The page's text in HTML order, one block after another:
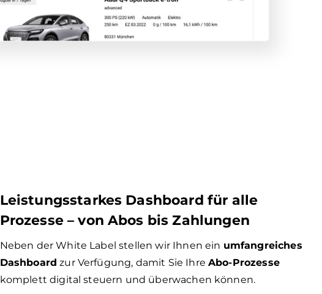
Leistungsstarkes Dashboard für alle
Prozesse – von Abos bis Zahlungen
Neben der White Label stellen wir Ihnen ein umfangreiches
Dashboard zur Verfügung, damit Sie IhreAbo-Prozesse
komplett digital steuern und überwachen können.